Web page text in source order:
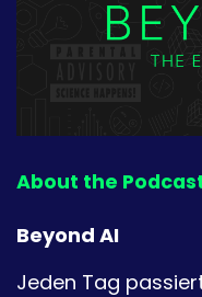
About the
Beyond AI
Jeden Tag